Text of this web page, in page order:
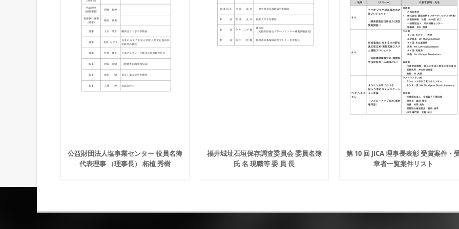
公益財団法人塩事業センター 役員名簿
代表理事 （理事長） 柘植 秀樹
福井城址石垣保存調査委員会 委員名簿
氏 名 現職等 委 員 長
第 10 回 JICA 理事長表彰 受賞案件・
章者一覧案件リスト